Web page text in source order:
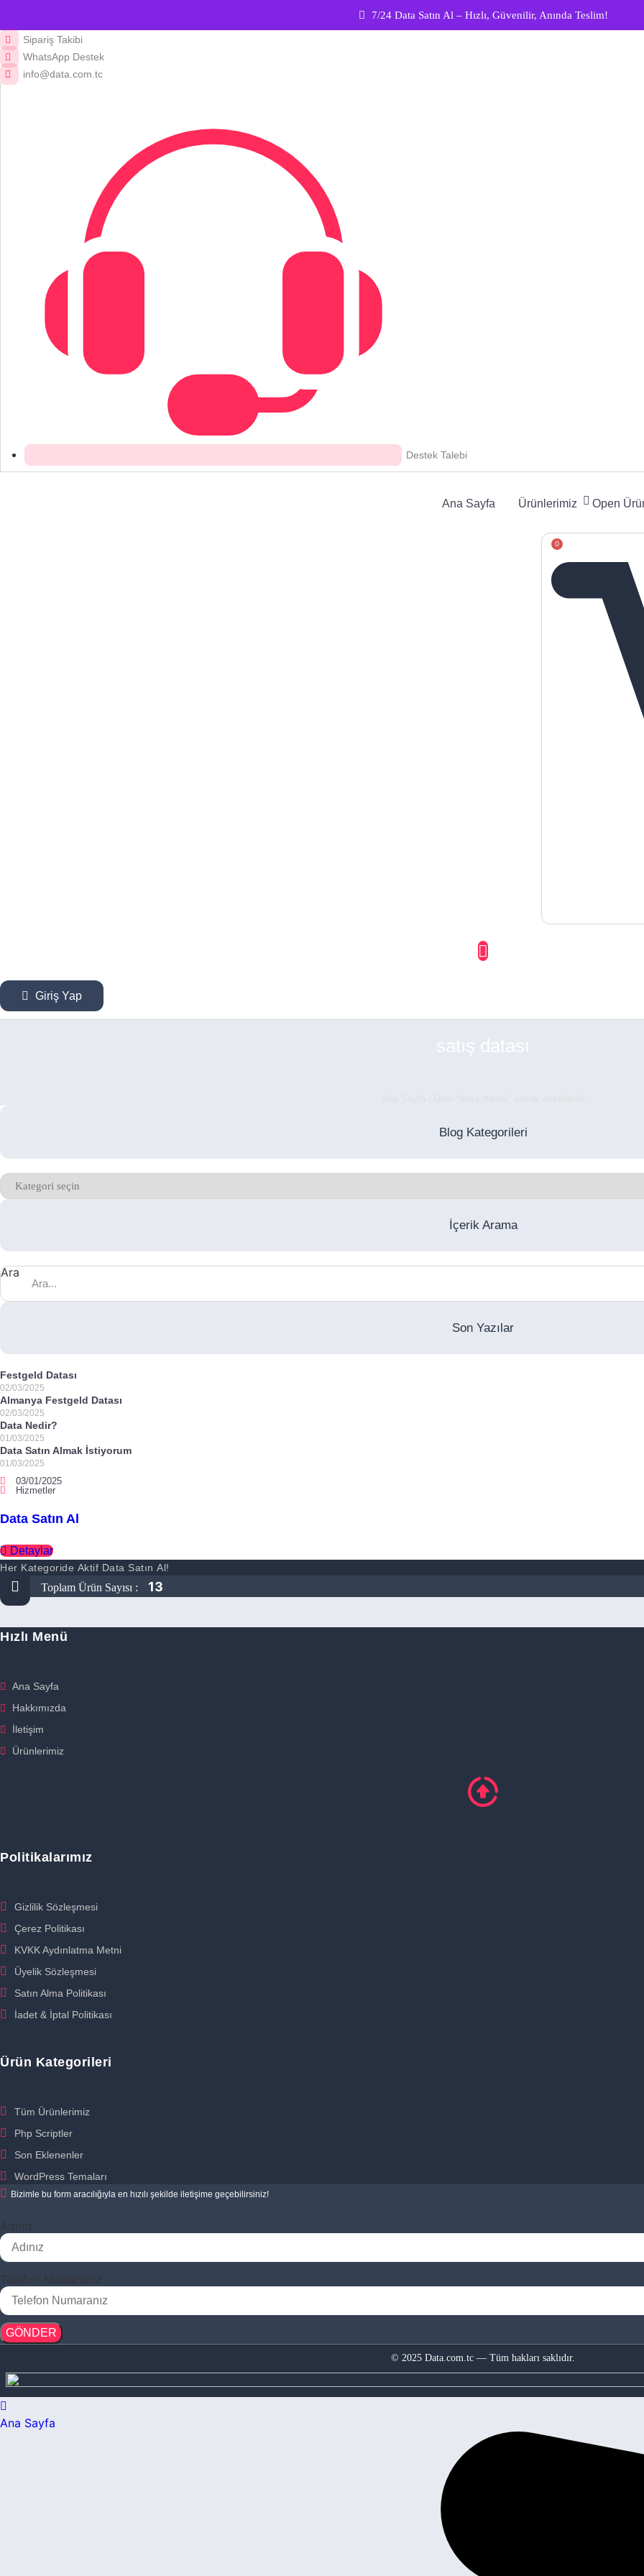
7/24 Data Satın Al – Hızlı, Güvenilir, Anında Teslim!
Sipariş Takibi
WhatsApp Destek
info@data.com.tc
Destek Talebi
Ana Sayfa Ürünlerimiz Open
0
Giriş Yap
satış datası
Blog Kategorileri
Kategoriler
İçerik Arama
Ara
Son Yazılar
Festgeld Datası
02/03/2025
Almanya Festgeld Datası
02/03/2025
Data Nedir?
01/03/2025
Data Satın Almak İstiyorum
01/03/2025
03/01/2025
Hizmetler
Data Satın Al
Detaylar
Her Kategoride Aktif Data Satın Al!
Toplam Ürün Sayısı : 13
Hızlı Menü
Ana Sayfa
Hakkımızda
İletişim
Ürünlerimiz
Politikalarımız
Gizlilik Sözleşmesi
Çerez Politikası
KVKK Aydınlatma Metni
Üyelik Sözleşmesi
Satın Alma Politikası
İadet & İptal Politikası
Ürün Kategorileri
Tüm Ürünlerimiz
Php Scriptler
Son Eklenenler
WordPress Temaları
Bizimle bu form aracılığıyla en hızılı şekilde iletişime geçebilirsiniz!
Adınız
Telefon Numaranız
GÖNDER
© 2025 Data.com.tc — Tüm hakları saklıdır.
Ana Sayfa